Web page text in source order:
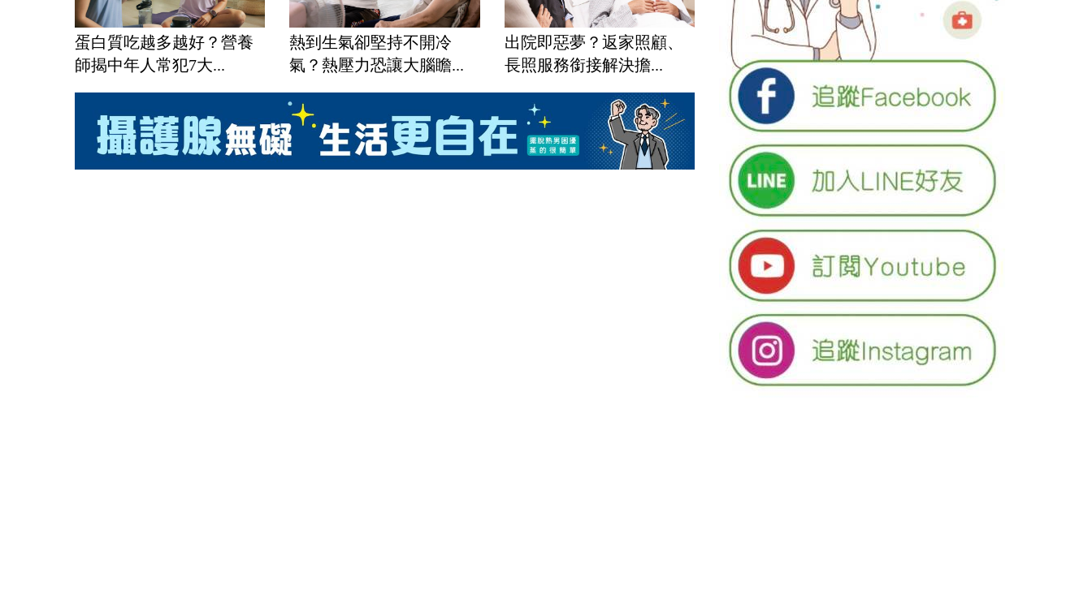
蛋白質吃越多越好？營養
師揭中年人常犯7大...
熱到生氣卻堅持不開冷
氣？熱壓力恐讓大腦瞻...
出院即惡夢？返家照顧、
長照服務銜接解決擔...